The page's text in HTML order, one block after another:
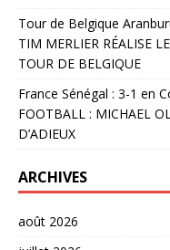
Tour de Belgique
TIM MERLIER RÉALISE
TOUR DE BELGIQUE
France Sénégal : 3-1 en
FOOTBALL : MICHAEL
D’ADIEUX
ARCHIVES
août 2026